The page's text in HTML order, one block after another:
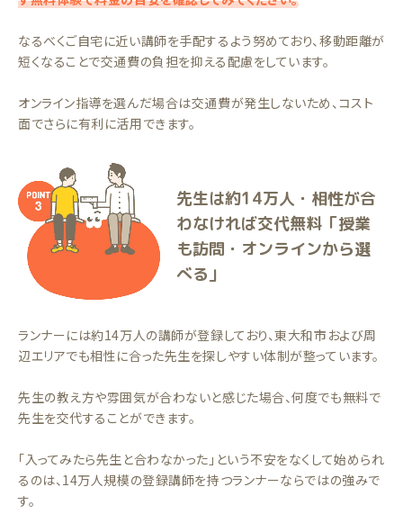
なるべくご自宅に近い講師を手配するよう努めており、移動距離が
短くなることで交通費の負担を抑える配慮をしています。
オンライン指導を選んだ場合は交通費が発生しないため、コスト
面でさらに有利に活用できます。
先生は約14万人・相性が合
わなければ交代無料「授業
も訪問・オンラインから選
べる」
ランナーには約14万人の講師が登録しており、東大和市および周
辺エリアでも相性に合った先生を探しやすい体制が整っています。
先生の教え方や雰囲気が合わないと感じた場合、何度でも無料で
先生を交代することができます。
「入ってみたら先生と合わなかった」という不安をなくして始められ
るのは、14万人規模の登録講師を持つランナーならではの強みで
す。